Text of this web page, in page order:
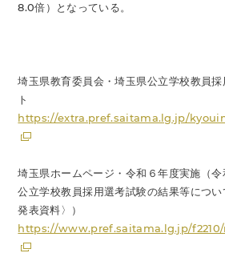
8.0倍）となっている。
埼玉県教育委員会・埼玉県公立学校教員
ト
https://extra.pref.saitama.lg.jp/
埼玉県ホームページ・令和６年度実施（
公立学校教員採用選考試験の結果等につ
発表資料〉）
https://www.pref.saitama.lg.jp/